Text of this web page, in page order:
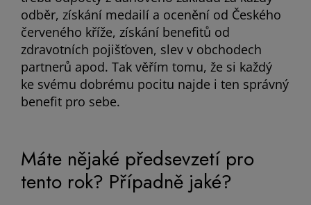
odběr, získání medailí a ocenění od Českého
červeného kříže, získání benefitů od
zdravotních pojišťoven, slev v obchodech
partnerů apod. Tak věřím tomu, že si každý
ke svému dobrému pocitu najde i ten správný
benefit pro sebe.
Máte nějaké předsevzetí pro
tento rok? Případně jaké?